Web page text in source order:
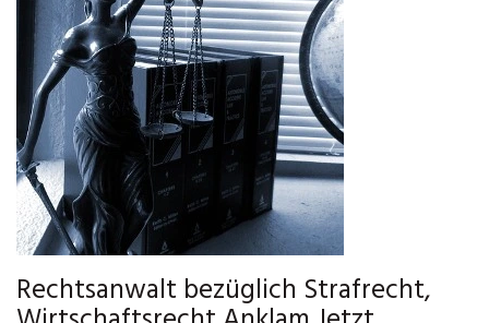
Rechtsanwalt bezüglich Strafrecht,